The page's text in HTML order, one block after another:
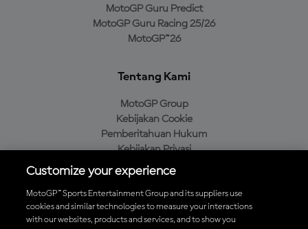
MotoGP Guru Predict
MotoGP Guru Racing 25/26
MotoGP™26
Tentang Kami
MotoGP Group
Kebijakan Cookie
Pemberitahuan Hukum
Kebijakan Privasi
Kebijakan Pembelian
Unduh Aplikasi Resmi MotoGP™
Customize your experience
MotoGP™ Sports Entertainment Group and its suppliers use
cookies and similar technologies to measure your interactions
with our websites, products and services, and to show you